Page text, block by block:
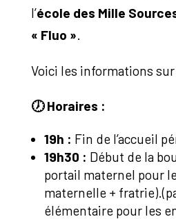
l’école des Mille
« Fluo ».
Voici les informations sur
🕖Horaires :
19h : Fin de l’accueil
19h30 : Début de la
portail maternel pour
maternelle +
élémentaire pour les